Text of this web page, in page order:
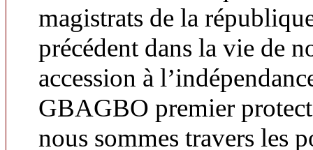
magistrats de la
précédent dans la vie de
accession à
GBAGBO premier
nous sommes travers les